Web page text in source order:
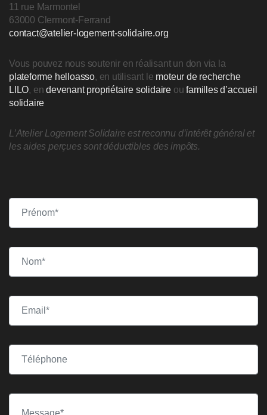
11 rue Marmontel
63000 Clermont-Ferrand
contact@atelier-logement-solidaire.org
Vous pouvez nous soutenir en réalisant un don via la
plateforme helloasso, en utilisant le moteur de recherche
LILO, endevenant propriétaire solidaire oufamilles d’accueil
solidaire
L’Atelier Logement Solidaire est reconnu d’intérêt général et
les aides perçues sont déductibles des impôts.